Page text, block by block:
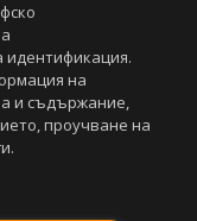
използвани в него, са
му права.
графични и
на Агенция
Допуска се
писмено съгласие на
на линк към
материали,
ще бъдат
идентификация.
на
и съдържание,
проучване на